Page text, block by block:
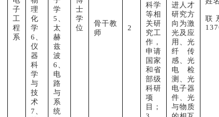
子
工
程
系
理
化
学
6、
仪
器
科
学
与
技
术
7、
学
5、
太
赫
兹
波
6、
电
路
与
系
统
士
学
位
联
骨干教
师
2
科学
等相
关研
究工
作，
申请
国家
和省
部级
科研
项
目；
进人才
研究方
向为激
光及应
用、光
纤传
感、光
电检
测、光
电子器
件、光
与物质